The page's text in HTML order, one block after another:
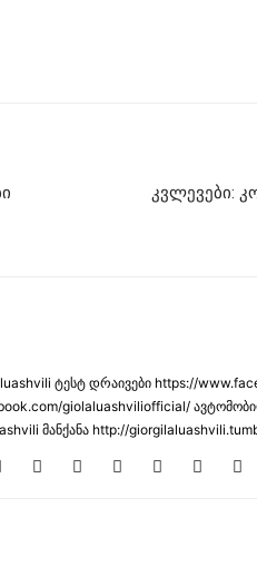
კვლევები:
ტესტ დრაივები https://
giolaluashviliofficial/
მანქანა http://